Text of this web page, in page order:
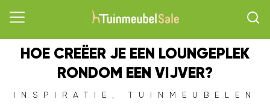
HOE CREËER JE EEN LOUNGEPLEK
RONDOM EEN VIJVER?
INSPIRATIE
TUINMEUBELEN